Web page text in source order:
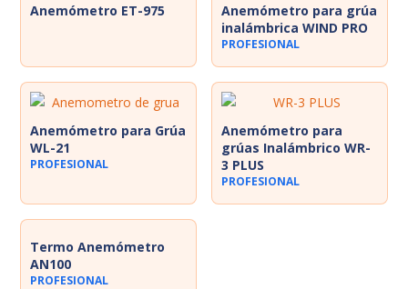
Anemómetro ET-975
Anemómetro para grúa
inalámbrica WIND PRO
PROFESIONAL
Anemómetro para Grúa
WL-21
PROFESIONAL
Anemómetro para
grúas Inalámbrico WR-
3 PLUS
PROFESIONAL
Termo Anemómetro
AN100
PROFESIONAL